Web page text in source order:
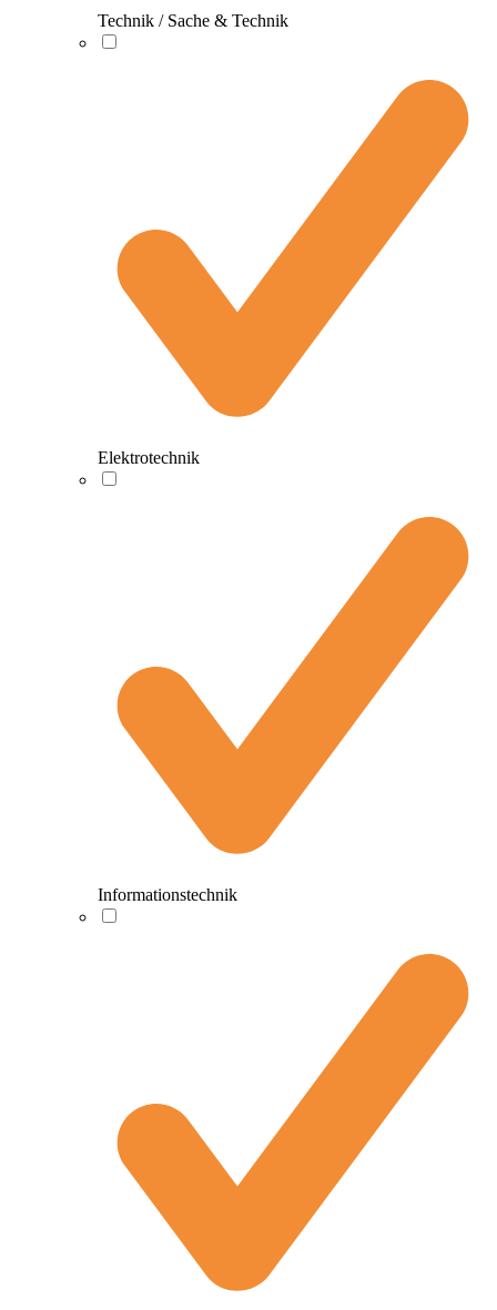
Technik / Sache & Technik
Elektrotechnik
Informationstechnik